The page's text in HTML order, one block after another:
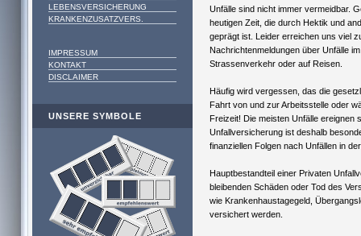
LEBENSVERSICHERUNG
KRANKENZUSATZVERS.
IMPRESSUM
KONTAKT
DISCLAIMER
UNSERE SYMBOLE
Unfälle sind nicht immer vermeidbar.
heutigen Zeit, die durch Hektik und
geprägt ist. Leider erreichen uns viel
Nachrichtenmeldungen über Unfälle
Strassenverkehr oder auf Reisen.
Häufig wird vergessen, das die
Fahrt von und zur Arbeitsstelle oder
Freizeit! Die meisten Unfälle ereignen
Unfallversicherung ist deshalb
finanziellen Folgen nach Unfällen in
Hauptbestandteil einer Privaten
bleibenden Schäden oder Tod des
wie Krankenhaustagegeld,
versichert werden.